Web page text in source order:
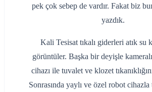
pek çok sebep de vardır. Fakat biz
yazdık.
Kali Tesisat tıkalı giderleri atık su
görüntüler. Başka bir deyişle
cihazı ile tuvalet ve klozet
Sonrasında yaylı ve özel robot cihazla